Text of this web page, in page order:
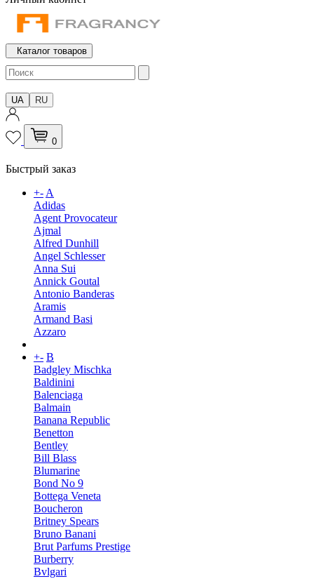
Каталог товаров
UA RU
0
Быстрый заказ
+-A
Adidas
Agent Provocateur
Ajmal
Alfred Dunhill
Angel Schlesser
Anna Sui
Annick Goutal
Antonio Banderas
Aramis
Armand Basi
Azzaro
+- B
Badgley Mischka
Baldinini
Balenciaga
Balmain
Banana Republic
Benetton
Bentley
Bill Blass
Blumarine
Bond No 9
Bottega Veneta
Boucheron
Britney Spears
Bruno Banani
Brut Parfums Prestige
Burberry
Bvlgari